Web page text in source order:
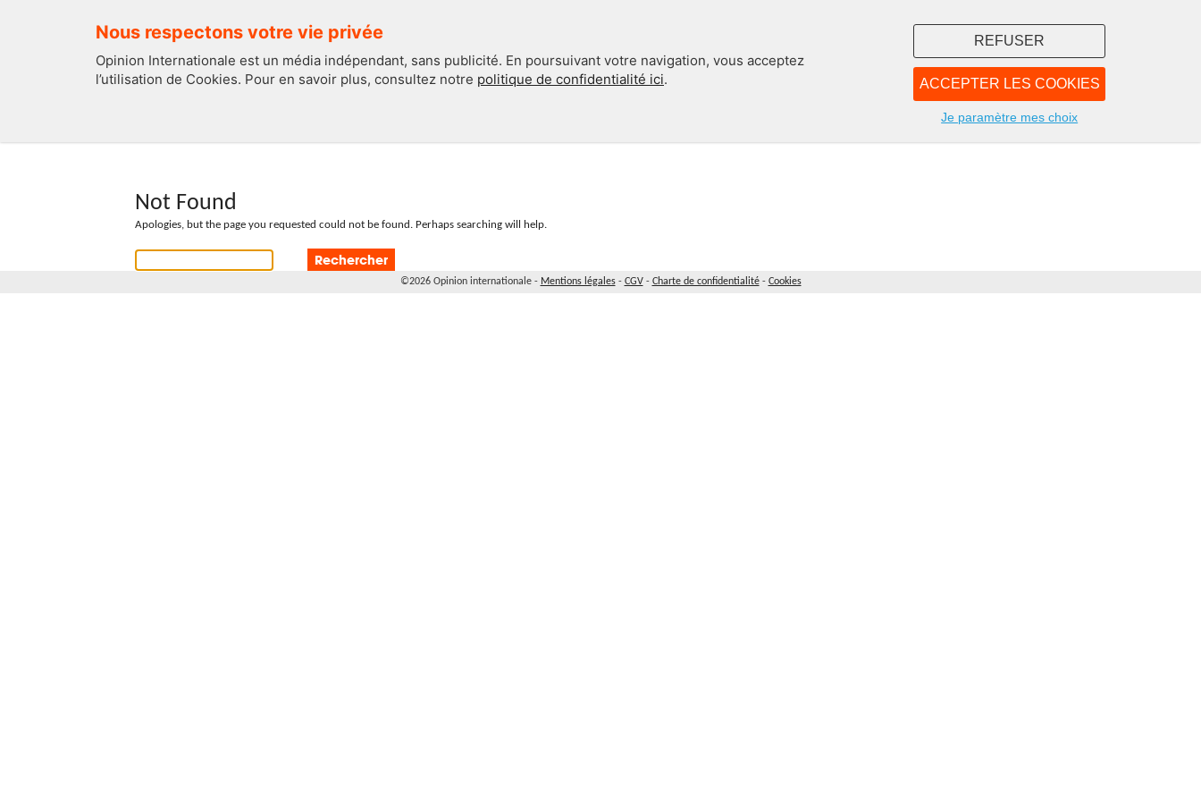
Nous respectons votre vie privée
Opinion Internationale est un média indépendant, sans publicité. En poursuivant votre navigation, vous acceptez
l’utilisation de Cookies. Pour en savoir plus, consultez notre politique de confidentialité ici. ACCEPTER LES COOKIES
REFUSER
Je paramètre mes choix
NOUS
Not Found
Apologies, but the page you requested could not be found. Perhaps searching will help.
Rechercher :
©2026 Opinion internationale - Mentions légales- CGV- Charte de confidentialité- Cookies